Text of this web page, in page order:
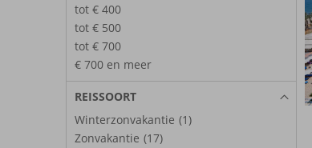
tot € 400
tot € 500
tot € 700
€ 700 en meer
REISSOORT
Winterzonvakantie (1)
Zonvakantie (17)